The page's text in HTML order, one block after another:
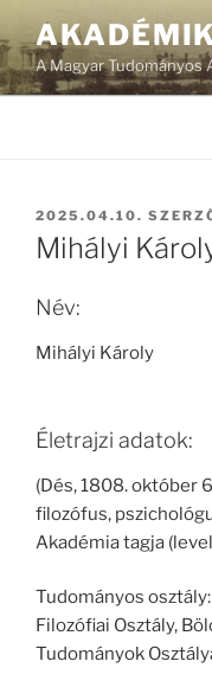
A Magyar Tudományos
BEKÜLDVE:
2025.04.10.
Mihályi
Név:
Mihályi Károly
Életrajzi adatok:
(Dés, 1808. október
filozófus,
Akadémia tagja
Tudományos osztály:
Filozófiai Osztály,
Tudományok